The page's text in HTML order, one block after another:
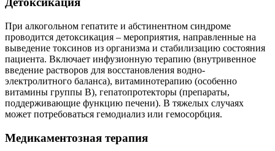
При алкогольном гепатите и абстинентном синдроме
проводится детоксикация – мероприятия, направленные на
выведение токсинов из организма и стабилизацию состояния
пациента. Включает инфузионную терапию (внутривенное
введение растворов для восстановления водно-
электролитного баланса), витаминотерапию (особенно
витамины группы B), гепатопротекторы (препараты,
поддерживающие функцию печени). В тяжелых случаях
может потребоваться гемодиализ или гемосорбция.
Медикаментозная терапия